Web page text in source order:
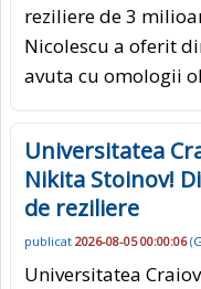
reziliere de 3
Nicolescu a oferit
avuta cu omologii
Universitatea
Nikita Stoinov!
de reziliere
publicat 2026-08-05 00:00:06(
Universitatea